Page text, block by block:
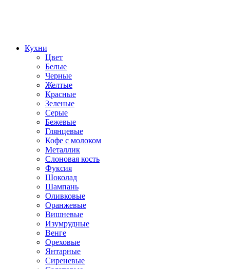
Кухни
Цвет
Белые
Черные
Желтые
Красные
Зеленые
Серые
Бежевые
Глянцевые
Кофе с молоком
Металлик
Слоновая кость
Фуксия
Шоколад
Шампань
Оливковые
Оранжевые
Вишневые
Изумрудные
Венге
Ореховые
Янтарные
Сиреневые